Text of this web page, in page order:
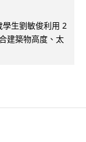
學生劉敏俊利用 2
建築物高度、太